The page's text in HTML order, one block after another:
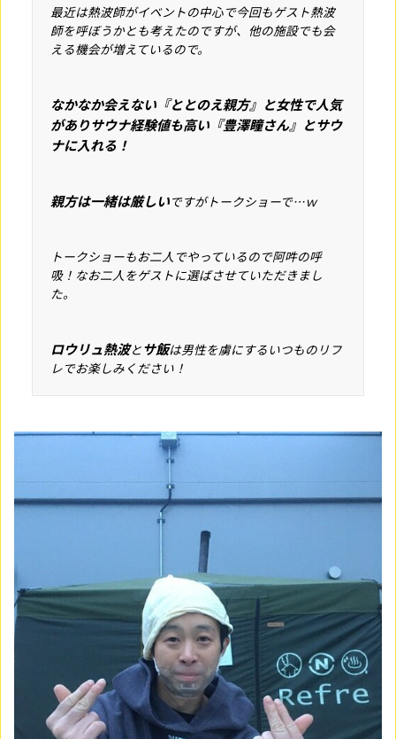
最近は熱波師がイベントの中心で今回もゲスト熱波
師を呼ぼうかとも考えたのですが、他の施設でも会
える機会が増えているので。
なかなか会えない『ととのえ親方』と女性で人気
がありサウナ経験値も高い『豊澤瞳さん』とサウ
ナに入れる！
親方は一緒は厳しいですがトークショーで…ｗ
トークショーもお二人でやっているので阿吽の呼
吸！なお二人をゲストに選ばさせていただきまし
た。
ロウリュ熱波とサ飯は男性を虜にするいつものリフ
レでお楽しみください！